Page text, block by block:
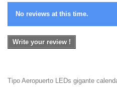
No reviews at this time.
Write your review !
Tipo Aeropuerto LEDs gigante